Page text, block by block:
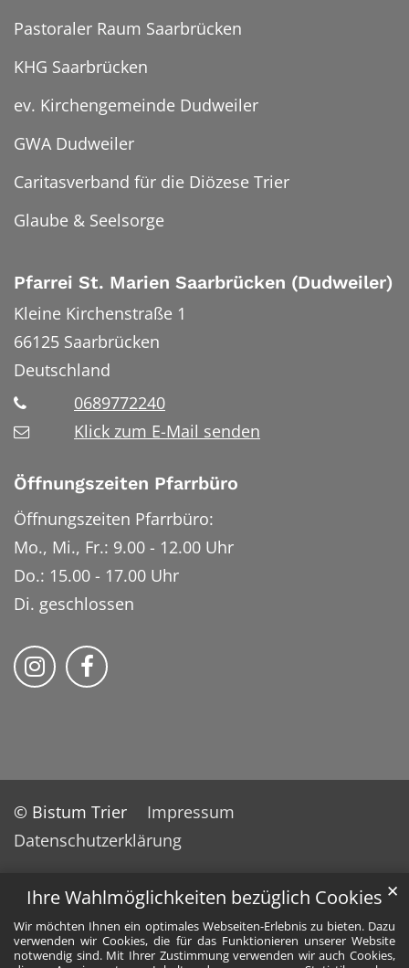
Ihre Wahlmöglichkeiten bezüglich Cookies
Wir möchten Ihnen ein optimales Webseiten-Erlebnis zu bieten. Dazu
verwenden wir Cookies, die für das Funktionieren unserer Website
notwendig sind. Mit Ihrer Zustimmung verwenden wir auch Cookies,
✕
Pastoraler Raum Saarbrücken
KHG Saarbrücken
ev. Kirchengemeinde Dudweiler
GWA Dudweiler
Caritasverband für die Diözese Trier
Glaube & Seelsorge
Pfarrei St. Marien Saarbrücken (Dudweiler)
Kleine Kirchenstraße 1
66125 Saarbrücken
Deutschland
0689772240
Klick zum E-Mail senden
Öffnungszeiten Pfarrbüro
Öffnungszeiten Pfarrbüro:
Mo., Mi., Fr.: 9.00 - 12.00 Uhr
Do.: 15.00 - 17.00 Uhr
Di. geschlossen
Bistum Trier auf Instragram
Bistum Trier auf Facebook
© Bistum Trier
Impressum
Datenschutzerklärung